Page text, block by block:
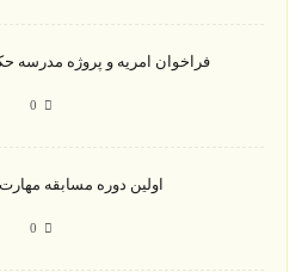
فراخوان امریه و پروژه مدرسه
اولین دوره مسابقه مهارت